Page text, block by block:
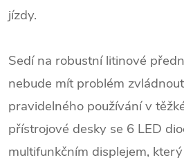
jízdy.
Sedí na robustní litinové
nebude mít problém
pravidelného používání v
přístrojové desky se 6 LED
multifunkčním displejem,